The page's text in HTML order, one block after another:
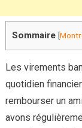
Sommaire [
Les virements
quotidien
rembourser un
avons